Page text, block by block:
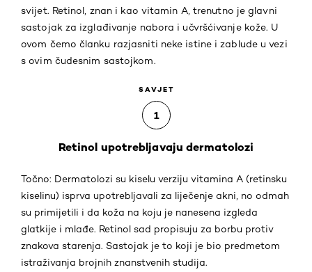
svijet. Retinol, znan i kao vitamin A, trenutno je glavni
sastojak za izglađivanje nabora i učvršćivanje kože. U
ovom čemo članku razjasniti neke istine i zablude u vezi
s ovim čudesnim sastojkom.
SAVJET
1
Retinol upotrebljavaju dermatolozi
Točno: Dermatolozi su kiselu verziju vitamina A (retinsku
kiselinu) isprva upotrebljavali za liječenje akni, no odmah
su primijetili i da koža na koju je nanesena izgleda
glatkije i mlađe. Retinol sad propisuju za borbu protiv
znakova starenja. Sastojak je to koji je bio predmetom
istraživanja brojnih znanstvenih studija.